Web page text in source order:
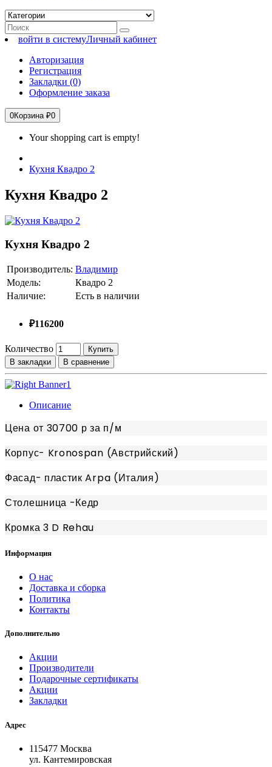
войти в системуЛичный кабинет
Авторизация
Регистрация
Закладки (0)
Оформление заказа
0Корзина ₽0
Your shopping cart is empty!
Кухня Квадро 2
Кухня Квадро 2
Кухня Квадро 2
Производитель: Владимир
Модель:
Квадро 2
Наличие:
Есть в наличии
₽116200
Количество
Купить
В закладки
В сравнение
Описание
Цена от 30700 р за п/м
Корпус- Kronospan (Австрийский)
Фасад- пластик Arpa (Италия)
Столешница -Кедр
Кромка 3 D Rehau
Информация
О нас
Доставка и сборка
Политика
Контакты
Дополнительно
Акции
Производители
Подарочные сертификаты
Акции
Закладки
Адрес
115477 Москва
ул. Кантемировская